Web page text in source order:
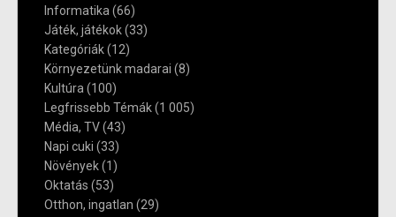
Informatika (66)
Játék, játékok(33)
Kategóriák(12)
Környezetünk madarai (8)
Kultúra (100)
Legfrissebb Témák(1 005)
Média, TV(43)
Napi cuki (33)
Növények(1)
Oktatás (53)
Otthon, ingatlan (29)